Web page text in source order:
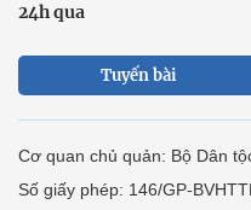
24h qua
Tuyến bài
Cơ quan chủ quản: Bộ Dân
Số giấy phép: 146/GP-